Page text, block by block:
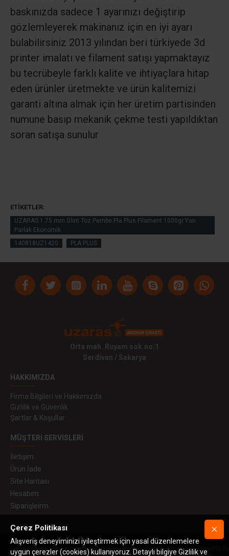
baskınızda sadece 1 ayarınızı değiştirip
gözlemleyerek makinanız için en iyi ayarı
bulabilirsiniz 2013 yılından beri türkiyede 3d
printer imalatı ve filament satışı yapmaktayız
bu tecrübeyle farklı kalite ve ihtiyaçlara hitap
eden ürünler üretmekte ve ürün kalitemizi
garanti altına almak için her üretim partisinden
numune basıp mekanik çekme testi yapıldıktan
soran satışa sunulur
ETIKETLER:
UZARAS 1.75 mm Glint Toz Pembe Pla Plus Filament 1000gr Yarı
Parlak Ekonomik
140818UZ1420
PLA PLUS
Orta mah. Ruyam sok.no:1
Serdivan / Sakarya
HAKKIMIZDA
Firma Bilgileri ve Hakkımızda
Gizlilik ve Güvenlik
Şartlar & Koşullar
MÜŞTERI SERVISLERI
İletişim
Ürün İade
Site Haritası
Hesabım
Siparişleirm
Telif hakkı © 2019 Uzaras3D A.Ş. Tüm hakları saklıdır. Pla Plus™, Ultra
Çerez Politikası
Alışveriş deneyiminizi iyileştirmek için yasal düzenlemelere
uygun çerezler (cookies) kullanıyoruz. Detaylı bilgiye Gizlilik ve